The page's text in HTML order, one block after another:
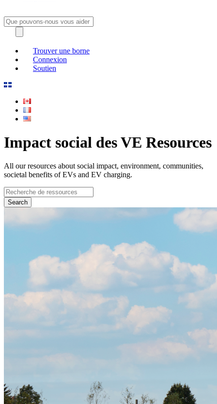
Trouver une borne
Connexion
Soutien
Impact social des VE Resources
All our resources about social impact, environment, communities,
societal benefits of EVs and EV charging.